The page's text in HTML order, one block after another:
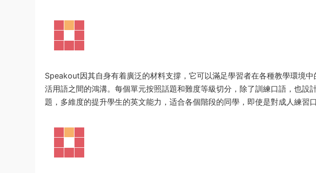
Speakout因其自身有着廣泛的材料支撐，它可以滿足學習者在各種教學環境
活用語之間的鴻溝。每個單元按照話題和難度等級切分，除了訓練口語，也設
題，多維度的提升學生的英文能力，适合各個階段的同學，即使是對成人練習